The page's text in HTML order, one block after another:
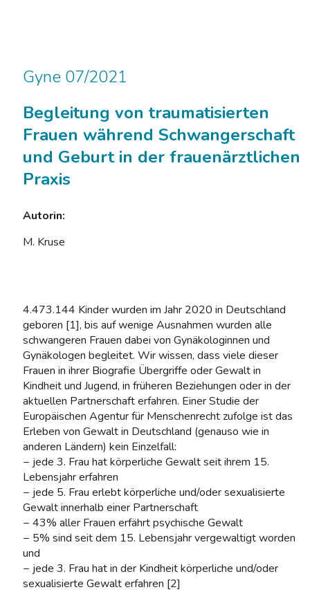
Gyne 07/2021
Begleitung von traumatisierten
Frauen während Schwangerschaft
und Geburt in der frauenärztlichen
Praxis
Autorin:
M. Kruse
4.473.144 Kinder wurden im Jahr 2020 in Deutschland
geboren [1], bis auf wenige Ausnahmen wurden alle
schwangeren Frauen dabei von Gynäkologinnen und
Gynäkologen begleitet. Wir wissen, dass viele dieser
Frauen in ihrer Biografie Übergriffe oder Gewalt in
Kindheit und Jugend, in früheren Beziehungen oder in der
aktuellen Partnerschaft erfahren. Einer Studie der
Europäischen Agentur für Menschenrecht zufolge ist das
Erleben von Gewalt in Deutschland (genauso wie in
anderen Ländern) kein Einzelfall:
− jede 3. Frau hat körperliche Gewalt seit ihrem 15.
Lebensjahr erfahren
− jede 5. Frau erlebt körperliche und/oder sexualisierte
Gewalt innerhalb einer Partnerschaft
− 43% aller Frauen erfährt psychische Gewalt
− 5% sind seit dem 15. Lebensjahr vergewaltigt worden
und
− jede 3. Frau hat in der Kindheit körperliche und/oder
sexualisierte Gewalt erfahren [2]